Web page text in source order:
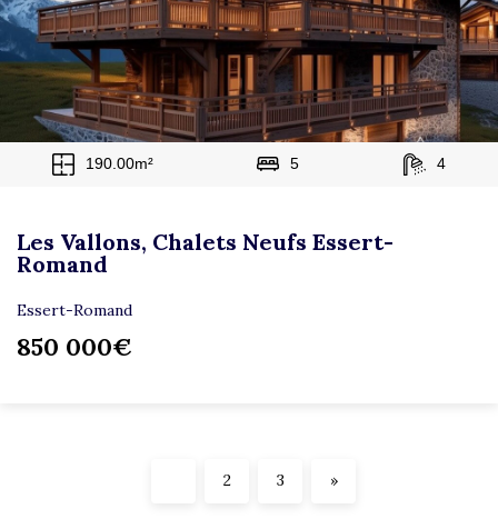
190.00m² 5 4
Les Vallons, Chalets Neufs Essert-
Romand
Essert-Romand
850 000€
2 3 »